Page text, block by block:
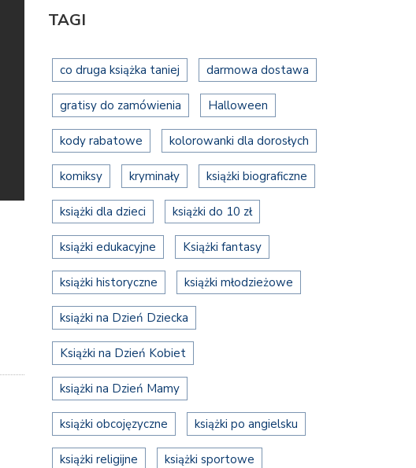
TAGI
co druga książka taniej darmowa dostawa
gratisy do zamówienia Halloween
kody rabatowe kolorowanki dla dorosłych
komiksy kryminały książki biograficzne
książki dla dzieci książki do 10 zł
książki edukacyjne Książki fantasy
książki historyczne książki młodzieżowe
książki na Dzień Dziecka
Książki na Dzień Kobiet
książki na Dzień Mamy
książki obcojęzyczne książki po angielsku
książki religijne książki sportowe